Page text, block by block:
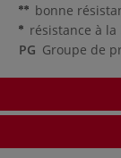
bonne
résistance à
PG Groupe de